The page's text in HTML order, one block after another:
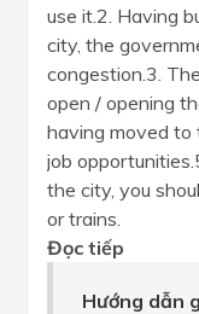
use it.2. Having
city, the
congestion.3.
open / opening
having moved to
job
the city, you
or trains.
Đọc tiếp
Hướng dẫn